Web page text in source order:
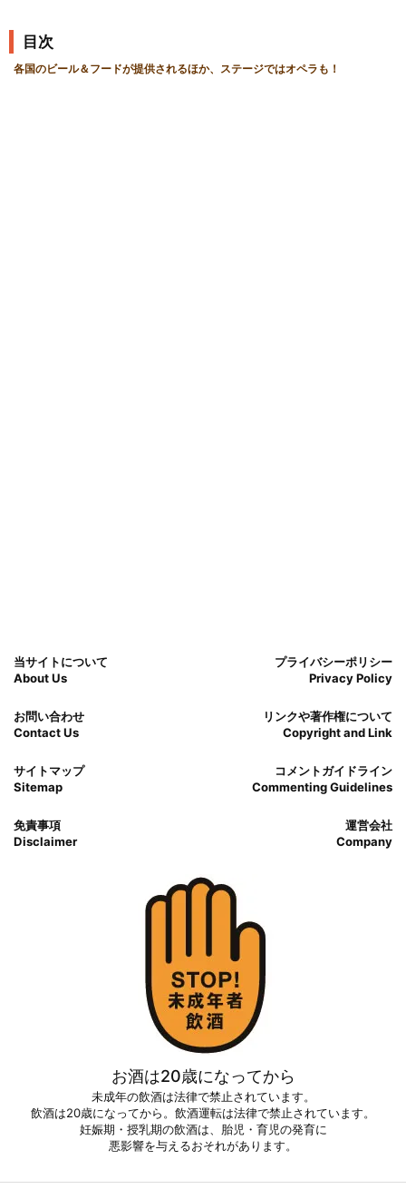
目次
各国のビール＆フードが提供されるほか、ステージではオペラも！
当サイトについて
About Us
プライバシーポリシー
Privacy Policy
お問い合わせ
Contact Us
リンクや著作権について
Copyright and Link
サイトマップ
Sitemap
コメントガイドライン
Commenting Guidelines
免責事項
Disclaimer
運営会社
Company
お酒は20歳になってから
未成年の飲酒は法律で禁止されています。
飲酒は20歳になってから。飲酒運転は法律で禁止されています。
妊娠期・授乳期の飲酒は、胎児・育児の発育に
悪影響を与えるおそれがあります。